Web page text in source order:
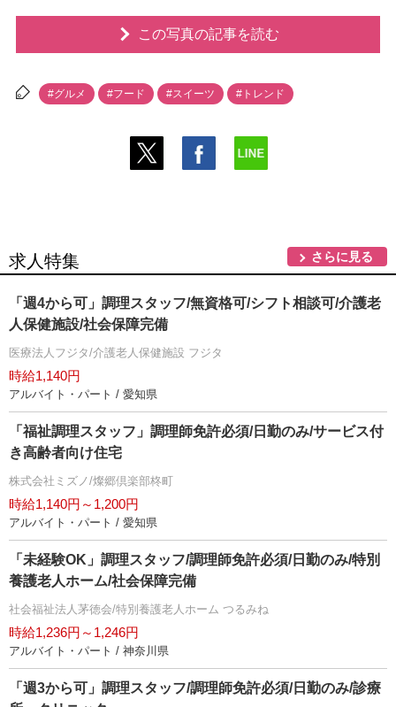
この写真の記事を読む
#グルメ #フード #スイーツ #トレンド
求人特集 さらに見る
「週4から可」調理スタッフ/無資格可/シフト相談可/介護老
人保健施設/社会保障完備
医療法人フジタ/介護老人保健施設 フジタ
時給1,140円
アルバイト・パート / 愛知県
「福祉調理スタッフ」調理師免許必須/日勤のみ/サービス付
き高齢者向け住宅
株式会社ミズノ/燦郷倶楽部柊町
時給1,140円～1,200円
アルバイト・パート / 愛知県
「未経験OK」調理スタッフ/調理師免許必須/日勤のみ/特別
養護老人ホーム/社会保障完備
社会福祉法人茅徳会/特別養護老人ホーム つるみね
時給1,236円～1,246円
アルバイト・パート / 神奈川県
「週3から可」調理スタッフ/調理師免許必須/日勤のみ/診療